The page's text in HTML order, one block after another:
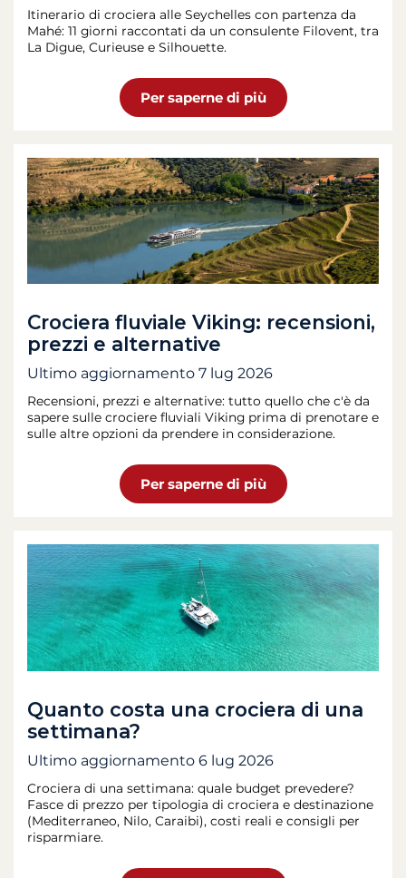
Itinerario di crociera alle Seychelles con partenza da
Mahé: 11 giorni raccontati da un consulente Filovent, tra
La Digue, Curieuse e Silhouette.
Per saperne di più
Crociera fluviale Viking: recensioni,
prezzi e alternative
Ultimo aggiornamento 7 lug 2026
Recensioni, prezzi e alternative: tutto quello che c'è da
sapere sulle crociere fluviali Viking prima di prenotare e
sulle altre opzioni da prendere in considerazione.
Per saperne di più
Quanto costa una crociera di una
settimana?
Ultimo aggiornamento 6 lug 2026
Crociera di una settimana: quale budget prevedere?
Fasce di prezzo per tipologia di crociera e destinazione
(Mediterraneo, Nilo, Caraibi), costi reali e consigli per
risparmiare.